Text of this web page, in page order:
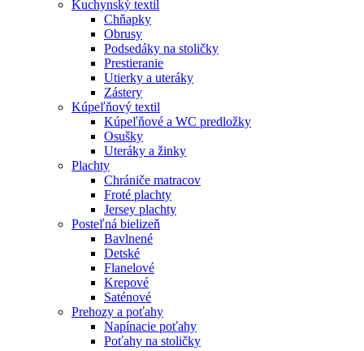
Kuchynský textil
Chňapky
Obrusy
Podsedáky na stoličky
Prestieranie
Utierky a uteráky
Zástery
Kúpeľňový textil
Kúpeľňové a WC predložky
Osušky
Uteráky a žinky
Plachty
Chrániče matracov
Froté plachty
Jersey plachty
Posteľná bielizeň
Bavlnené
Detské
Flanelové
Krepové
Saténové
Prehozy a poťahy
Napínacie poťahy
Poťahy na stoličky